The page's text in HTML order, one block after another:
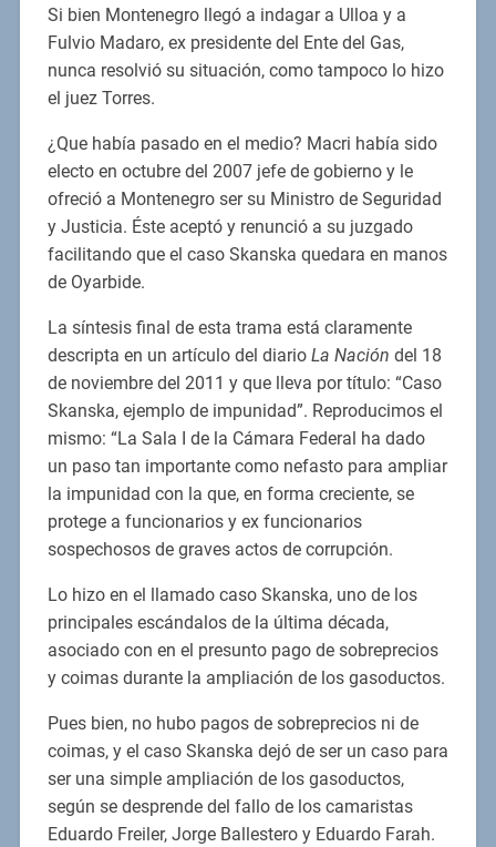
Si bien Montenegro llegó a indagar a Ulloa y a
Fulvio Madaro, ex presidente del Ente del Gas,
nunca resolvió su situación, como tampoco lo hizo
el juez Torres.
¿Que había pasado en el medio? Macri había sido
electo en octubre del 2007 jefe de gobierno y le
ofreció a Montenegro ser su Ministro de Seguridad
y Justicia. Éste aceptó y renunció a su juzgado
facilitando que el caso Skanska quedara en manos
de Oyarbide.
La síntesis final de esta trama está claramente
descripta en un artículo del diario La Nación del 18
de noviembre del 2011 y que lleva por título: “Caso
Skanska, ejemplo de impunidad”. Reproducimos el
mismo: “La Sala I de la Cámara Federal ha dado
un paso tan importante como nefasto para ampliar
la impunidad con la que, en forma creciente, se
protege a funcionarios y ex funcionarios
sospechosos de graves actos de corrupción.
Lo hizo en el llamado caso Skanska, uno de los
principales escándalos de la última década,
asociado con en el presunto pago de sobreprecios
y coimas durante la ampliación de los gasoductos.
Pues bien, no hubo pagos de sobreprecios ni de
coimas, y el caso Skanska dejó de ser un caso para
ser una simple ampliación de los gasoductos,
según se desprende del fallo de los camaristas
Eduardo Freiler, Jorge Ballestero y Eduardo Farah.